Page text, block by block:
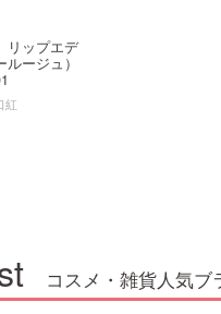
ップエデ
ージュ）
紅
コスメ・雑貨人気ブ